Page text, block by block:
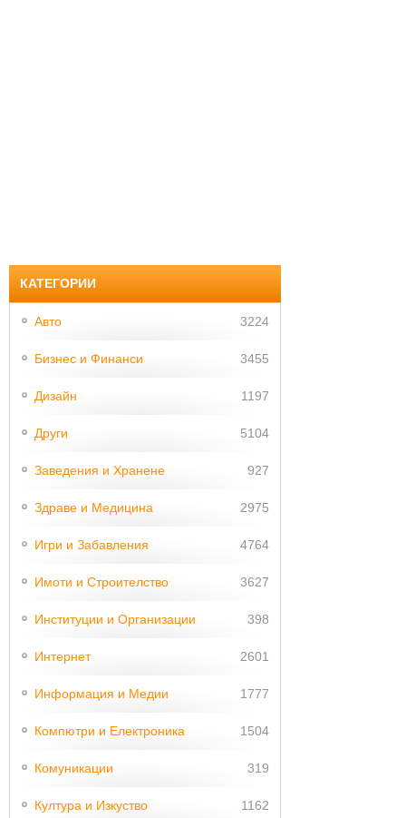
КАТЕГОРИИ
Авто 3224
Бизнес и Финанси 3455
Дизайн 1197
Други 5104
Заведения и Хранене 927
Здраве и Медицина 2975
Игри и Забавления 4764
Имоти и Строителство 3627
Институции и Организации 398
Интернет 2601
Информация и Медии 1777
Компютри и Електроника 1504
Комуникации 319
Култура и Изкуство 1162